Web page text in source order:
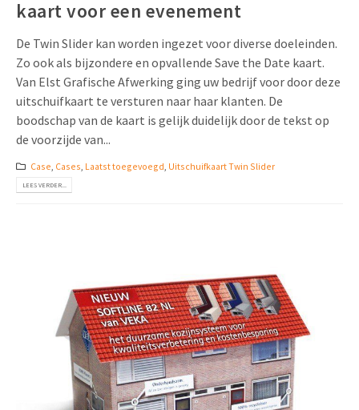
kaart voor een evenement
De Twin Slider kan worden ingezet voor diverse doeleinden.
Zo ook als bijzondere en opvallende Save the Date kaart.
Van Elst Grafische Afwerking ging uw bedrijf voor door deze
uitschuifkaart te versturen naar haar klanten. De
boodschap van de kaart is gelijk duidelijk door de tekst op
de voorzijde van...
Case Cases Laatst toegevoegd Uitschuifkaart Twin Slider
LEES VERDER...